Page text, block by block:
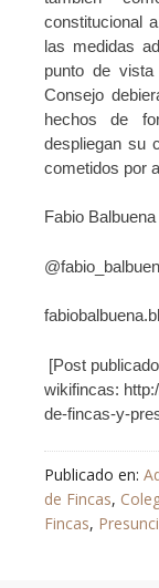
constitucional
las medidas
punto de
Consejo
hechos de
despliegan su
cometidos por
Fabio Balbuena
[Post
wikifincas:
de-fincas-y-
Publicado en:
de Fincas,
Fincas,